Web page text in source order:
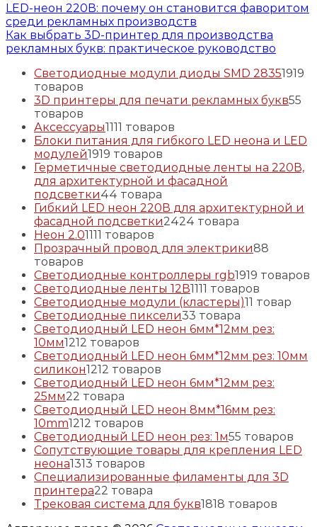
LED-неон 220В: почему он становится фаворитом
среди рекламных производств
Как выбрать 3D-принтер для производства
рекламных букв: практическое руководство
Светодиодные модули диоды SMD 28351919
товаров
3D принтеры для печати рекламных букв55
товаров
Аксессуары1111 товаров
Блоки питания для гибкого LED неона и LED
модулей1919 товаров
Герметичные светодиодные ленты на 220В,
для архитектурной и фасадной
подсветки44 товара
Гибкий LED неон 220В для архитектурной и
фасадной подсветки2424 товара
Неон 2.01111 товаров
Прозрачный провод для электрики88
товаров
Светодиодные контроллеры rgb1919 товаров
Светодиодные ленты 12В1111 товаров
Светодиодные модули (кластеры)11 товар
Светодиодные пиксели33 товара
Светодиодный LED неон 6мм*12мм рез:
10мм1212 товаров
Светодиодный LED неон 6мм*12мм рез: 10мм
силикон1212 товаров
Светодиодный LED неон 6мм*12мм рез:
25мм22 товара
Светодиодный LED неон 8мм*16мм рез:
10mm1212 товаров
Светодиодный LED неон рез: 1м55 товаров
Сопутствующие товары для крепления LED
неона1313 товаров
Специализированные филаменты для 3D
принтера22 товара
Трековая система для букв1818 товаров